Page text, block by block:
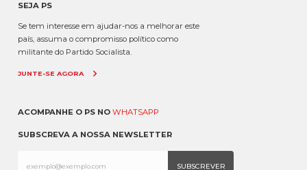
SEJA PS
Se tem interesse em ajudar-nos a melhorar este
país, assuma o compromisso político como
militante do Partido Socialista.
JUNTE-SE AGORA
ACOMPANHE O PS NO WHATSAPP
SUBSCREVA A NOSSA NEWSLETTER